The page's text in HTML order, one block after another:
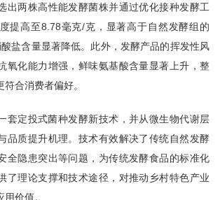
出两株高性能发酵菌株并通过优化接种发酵工
提高至8.78毫克/克，显著高于自然发酵组的
盐含量显著降低。此外，发酵产品的挥发性风
氧化能力增强，鲜味氨基酸含量显著上升，整
合消费者偏好。
套定投式菌种发酵新技术，并从微生物代谢层
品质提升机理。技术有效解决了传统自然发酵
全隐患突出等问题，为传统发酵食品的标准化
了理论支撑和技术途径，对推动乡村特色产业
价值。